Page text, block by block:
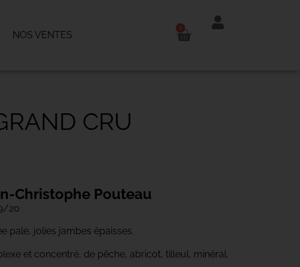
NOS VENTES
CRU
Christophe Pouteau
20
pale, jolies jambes épaisses.
et concentré, de pêche, abricot, tilleul, minéral.